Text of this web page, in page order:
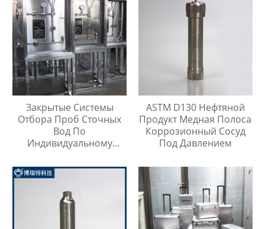
Закрытые Системы
Отбора Проб Сточных
Вод По
Индивидуальному
ASTM D130 Нефтяной
Продукт Медная Полоса
Коррозионный Сосуд
Под Давлением